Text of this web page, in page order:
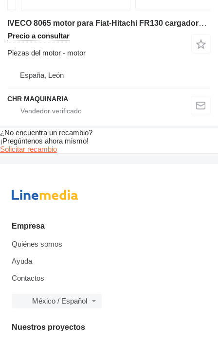
IVECO 8065 motor para Fiat-Hitachi FR130 cargadora de ruedas
Precio a consultar
Piezas del motor - motor
España, León
CHR MAQUINARIA
¿No encuentra un recambio?
¡Pregúntenos ahora mismo!
Solicitar recambio
Empresa
Quiénes somos
Ayuda
Contactos
México / Español
Nuestros proyectos